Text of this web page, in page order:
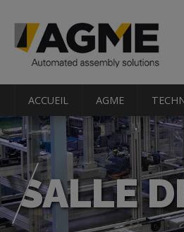
ACCUEIL AGME
SALLE